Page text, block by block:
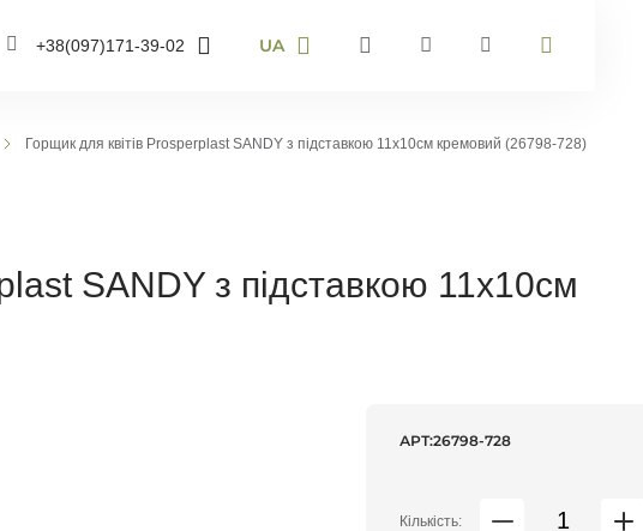
+38(097)171-39-02
UA
EN
Горщик для квітів Prosperplast SANDY з підставкою 11х10см кремовий (26798-728)
SANDY з підставкою 11х10см
АРТ:26798-728
Кількість: